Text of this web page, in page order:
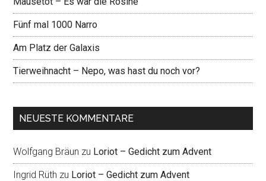
Fünf mal 1000 Narro
Am Platz der Galaxis
Tierweihnacht – Nepo, was hast du noch vor?
NEUESTE KOMMENTARE
Wolfgang Bräun zu Loriot – Gedicht zum Advent
Ingrid Rüth zu Loriot – Gedicht zum Advent